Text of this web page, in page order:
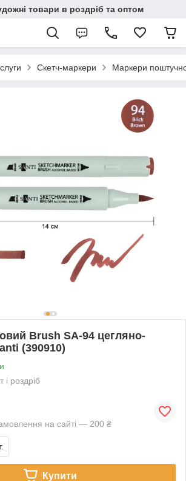
товари в роздріб та оптом
Скетч-маркери Маркери
Brush SA-94 цегляно-
(390910)
і роздріб
на сайті — 200 ₴
Купити